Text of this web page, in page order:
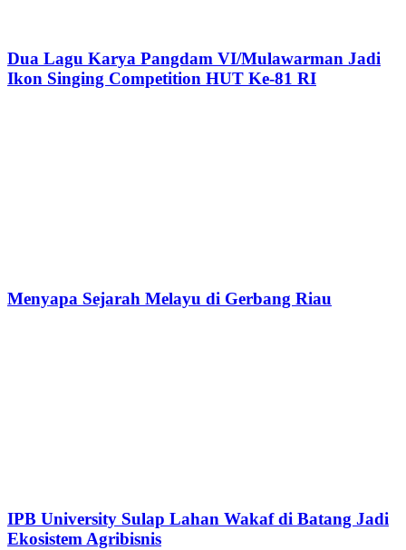
Dua Lagu Karya Pangdam VI/Mulawarman Jadi
Ikon Singing Competition HUT Ke-81 RI
Menyapa Sejarah Melayu di Gerbang Riau
IPB University Sulap Lahan Wakaf di Batang Jadi
Ekosistem Agribisnis